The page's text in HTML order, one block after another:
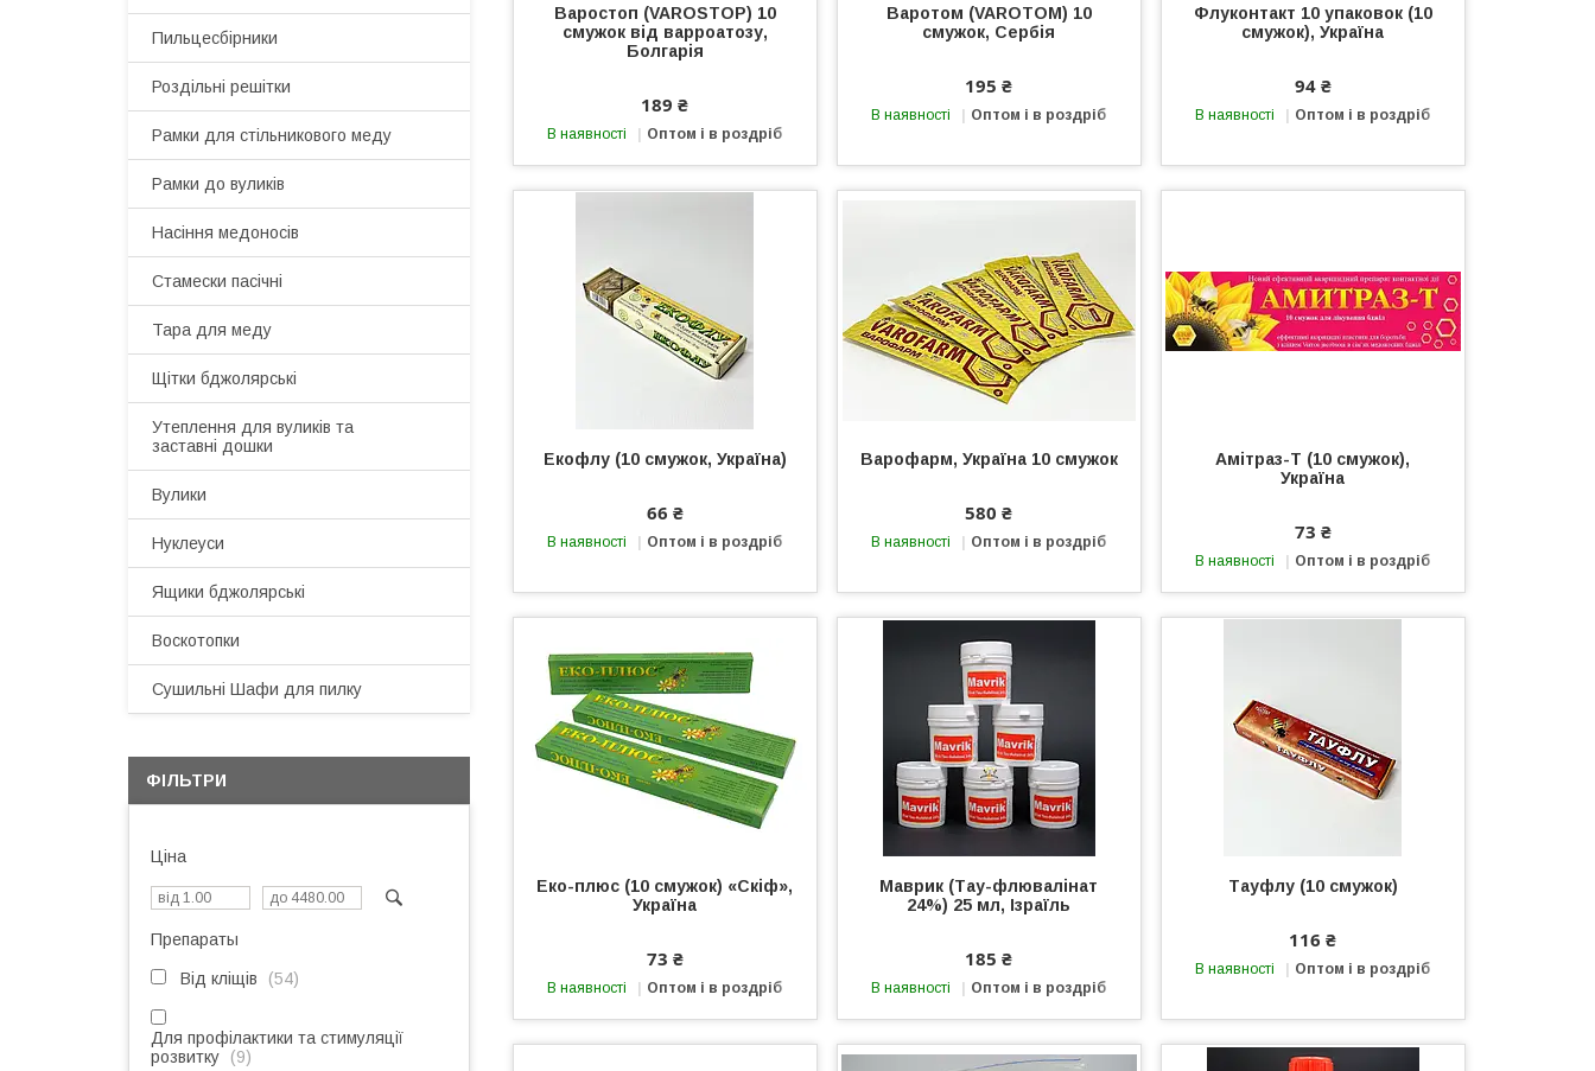
Варостоп (VAROSTOP) 10
смужок від варроатозу,
Болгарія
189 ₴
В наявності Оптом і в роздріб
Варотом (VAROTOM) 10
смужок, Сербія
195 ₴
В наявності Оптом і в роздріб
Флуконтакт 10 упаковок (10
смужок), Україна
94 ₴
В наявності Оптом і в роздріб
Екофлу (10 смужок, Україна)
66 ₴
В наявності Оптом і в роздріб
Варофарм, Україна 10 смужок
580 ₴
В наявності Оптом і в роздріб
Амітраз-Т (10 смужок),
Україна
73 ₴
В наявності Оптом і в роздріб
Еко-плюс (10 смужок) «Скіф»,
Україна
73 ₴
В наявності Оптом і в роздріб
Маврик (Тау-флювалінат
24%) 25 мл, Ізраїль
185 ₴
В наявності Оптом і в роздріб
Тауфлу (10 смужок)
116 ₴
В наявності Оптом і в роздріб
Пильцесбірники
Роздільні решітки
Рамки для стільникового меду
Рамки до вуликів
Насіння медоносів
Стамески пасічні
Тара для меду
Щітки бджолярські
Утеплення для вуликів та
заставні дошки
Вулики
Нуклеуси
Ящики бджолярські
Воскотопки
Сушильні Шафи для пилку
ФІЛЬТРИ
Ціна
Препараты
Від кліщів 54
Для профілактики та стимуляції
розвитку
9